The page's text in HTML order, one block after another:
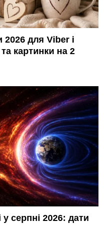
2026 для Viber і
картинки на 2
у серпні 2026: дати